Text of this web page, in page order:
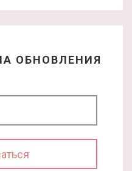
ОБНОВЛЕНИЯ